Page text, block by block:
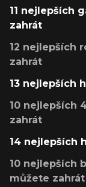
11 nejlepších
zahrát
12 nejlepších
zahrát
13 nejlepších
10 nejlepších
zahrát
14 nejlepších
10 nejlepších
můžete zahrát